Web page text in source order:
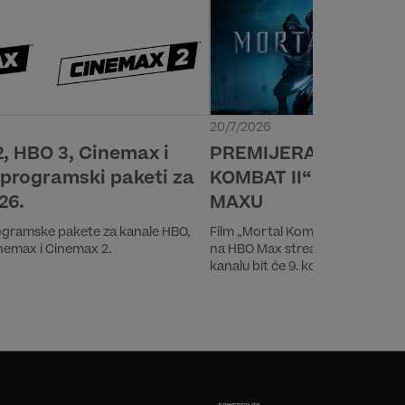
HBO 3, Cinemax i
paketi za
pakete za kanale HBO,
i Cinemax 2.
20/7/2026
PREMIJERA FILMA
KOMBAT II“ 24.
MAXU
Film „Mortal Kombat II“ imat će
na HBO Max streaming
kanalu bit će 9. kolovoza u 20:00